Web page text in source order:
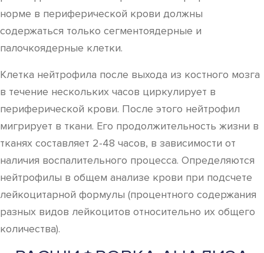
норме в периферической крови должны
содержаться только сегментоядерные и
палочкоядерные клетки.
Клетка нейтрофила после выхода из костного мозга
в течение нескольких часов циркулирует в
периферической крови. После этого нейтрофил
мигрирует в ткани. Его продолжительность жизни в
тканях составляет 2-48 часов, в зависимости от
наличия воспалительного процесса. Определяются
нейтрофилы в общем анализе крови при подсчете
лейкоцитарной формулы (процентного содержания
разных видов лейкоцитов относительно их общего
количества).